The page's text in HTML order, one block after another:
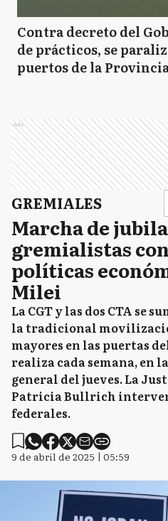
Contra decreto del
de prácticos, se
puertos de la
Ads
GREMIALES
Marcha de
gremialistas
políticas
Milei
La CGT y las dos CTA se
la tradicional
mayores en las puertas
realiza cada semana, en
general del jueves. La
Patricia Bullrich
federales.
9 de abril de 2025 | 05:59